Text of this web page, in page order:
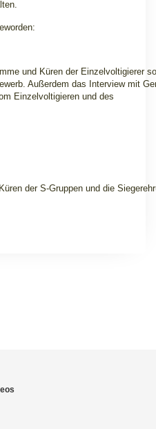
und Küren der Einzelvoltigierer
Außerdem das Interview mit
Einzelvoltigieren und des
der S-Gruppen und die